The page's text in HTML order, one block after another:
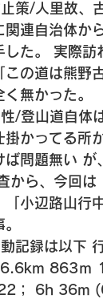
策/人里故、
関連自治体か
した。 実際
この道は熊野
く無かった。
/登山道自体
掛かってる所
ば問題無い が
から、今回
「小辺路山行
。
記録は以下
863ｍ
； 6h 36m